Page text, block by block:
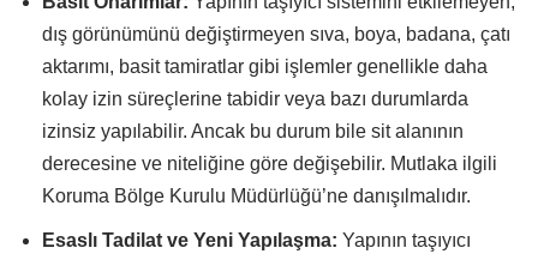
dış görünümünü değiştirmeyen sıva, boya, badana, çatı
aktarımı, basit tamiratlar gibi işlemler genellikle daha
kolay izin süreçlerine tabidir veya bazı durumlarda
izinsiz yapılabilir. Ancak bu durum bile sit alanının
derecesine ve niteliğine göre değişebilir. Mutlaka ilgili
Koruma Bölge Kurulu Müdürlüğü’ne danışılmalıdır.
Esaslı Tadilat ve Yeni Yapılaşma: Yapının taşıyıcı